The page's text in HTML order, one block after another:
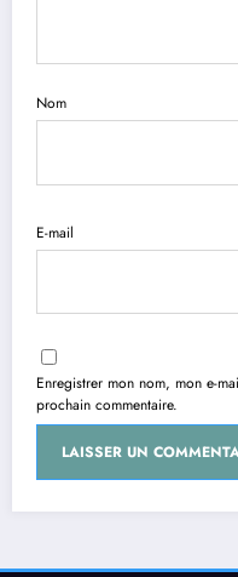
Nom
E-mail
Enregistrer mon nom, mon e-
prochain commentaire.